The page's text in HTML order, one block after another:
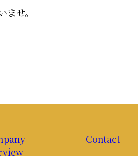
せ。
Contact